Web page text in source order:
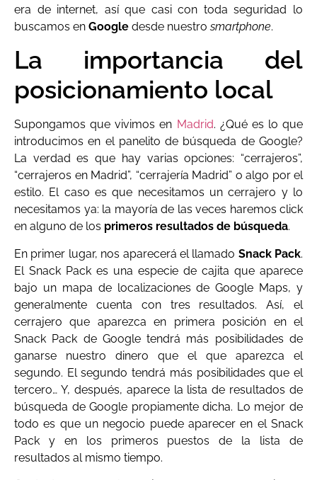
era de internet, así que casi con toda seguridad lo
buscamos en Google desde nuestrosmartphone.
La importancia del
posicionamiento local
Supongamos que vivimos en Madrid. ¿Qué es lo que
introducimos en el panelito de búsqueda de Google?
La verdad es que hay varias opciones: “cerrajeros”,
“cerrajeros en Madrid”, “cerrajería Madrid” o algo por el
estilo. El caso es que necesitamos un cerrajero y lo
necesitamos ya: la mayoría de las veces haremos click
en alguno de los primeros resultados de búsqueda.
En primer lugar, nos aparecerá el llamado Snack Pack.
El Snack Pack es una especie de cajita que aparece
bajo un mapa de localizaciones de Google Maps, y
generalmente cuenta con tres resultados. Así, el
cerrajero que aparezca en primera posición en el
Snack Pack de Google tendrá más posibilidades de
ganarse nuestro dinero que el que aparezca el
segundo. El segundo tendrá más posibilidades que el
tercero… Y, después, aparece la lista de resultados de
búsqueda de Google propiamente dicha. Lo mejor de
todo es que un negocio puede aparecer en el Snack
Pack y en los primeros puestos de la lista de
resultados al mismo tiempo.